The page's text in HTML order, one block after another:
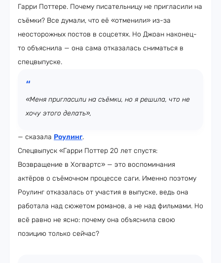
Гарри Поттере. Почему писательницу не пригласили на
съёмки? Все думали, что её «отменили» из-за
неосторожных постов в соцсетях. Но Джоан наконец-
то объяснила — она сама отказалась сниматься в
спецвыпуске.
«Меня пригласили на съёмки, но я решила, что не
хочу этого делать»,
— сказала Роулинг.
Спецвыпуск «Гарри Поттер 20 лет спустя:
Возвращение в Хогвартс» — это воспоминания
актёров о съёмочном процессе саги. Именно поэтому
Роулинг отказалась от участия в выпуске, ведь она
работала над сюжетом романов, а не над фильмами. Но
всё равно не ясно: почему она объяснила свою
позицию только сейчас?